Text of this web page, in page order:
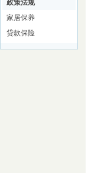
政策法规
家居保养
贷款保险